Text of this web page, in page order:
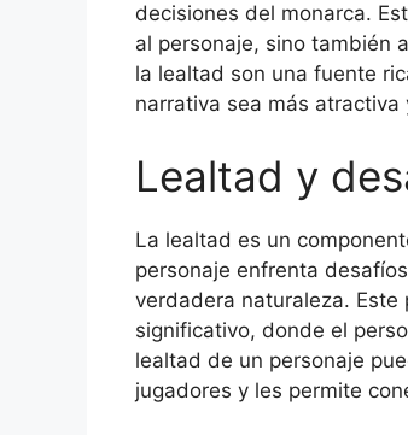
decisiones del monarca.
al personaje, sino también
la lealtad son una fuente
narrativa sea más atractiva
Lealtad y
La lealtad es un
personaje enfrenta
verdadera naturaleza.
significativo, donde el
lealtad de un personaje
jugadores y les permite